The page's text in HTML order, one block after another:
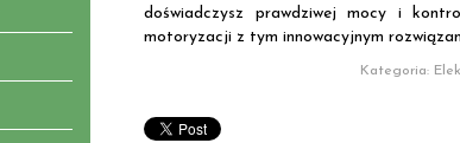
doświadczysz prawdziwej mocy i
motoryzacji z tym innowacyjnym
Kategoria: